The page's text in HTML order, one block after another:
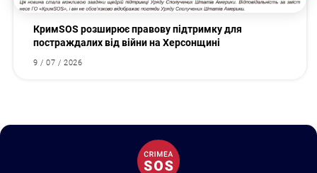
КримSOS розширює правову підтримку для
постраждалих від війни на Херсонщині
9 / 07 / 2026